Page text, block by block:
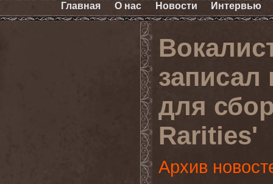
Главная О нас Новости Интервью
записал
для
Rarities'
Архив